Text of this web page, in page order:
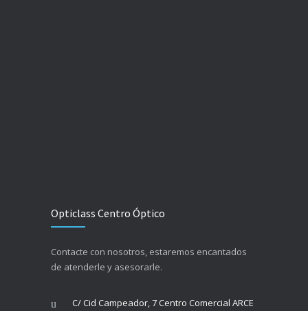
Opticlass Centro Óptico
Contacte con nosotros, estaremos encantados
de atenderle y asesorarle.
C/ Cid Campeador, 7 Centro Comercial ARCE